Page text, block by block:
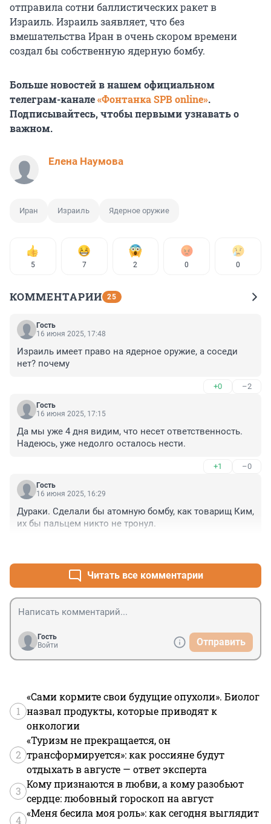
отправила сотни баллистических ракет в
Израиль. Израиль заявляет, что без
вмешательства Иран в очень скором времени
создал бы собственную ядерную бомбу.
Больше новостей в нашем официальном
телеграм-канале«Фонтанка SPB online».
Подписывайтесь, чтобы первыми узнавать о
важном.
Елена Наумова
Иран Израиль Ядерное оружие
5 7 2 0 0
КОММЕНТАРИИ 25
Гость
16 июня 2025, 17:48
Израиль имеет право на ядерное оружие, а соседи
нет? почему
+0 –2
Гость
16 июня 2025, 17:15
Да мы уже 4 дня видим, что несет ответственность.
Надеюсь, уже недолго осталось нести.
+1 –0
Гость
16 июня 2025, 16:29
Дураки. Сделали бы атомную бомбу, как товарищ Ким,
их бы пальцем никто не тронул.
Читать все комментарии
Гость
Войти
Отправить
1
«Сами кормите свои будущие опухоли». Биолог
назвал продукты, которые приводят к
онкологии
2
«Туризм не прекращается, он
трансформируется»: как россияне будут
отдыхать в августе — ответ эксперта
3
Кому признаются в любви, а кому разобьют
сердце: любовный гороскоп на август
4
«Меня бесила моя роль»: как сегодня выглядит